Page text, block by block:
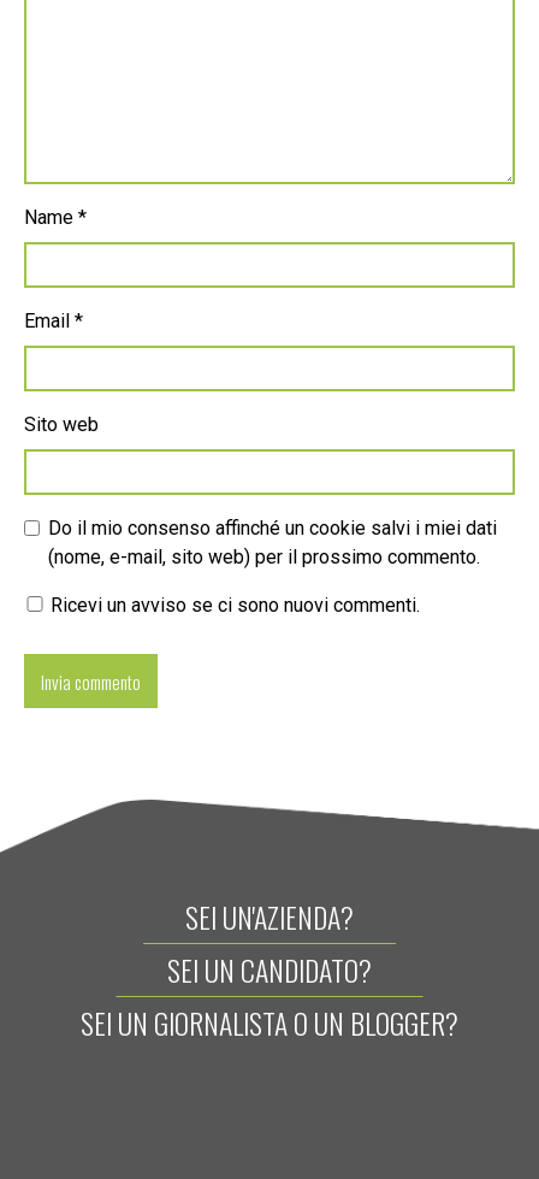
Name *
Email *
Sito web
Do il mio consenso affinché un cookie salvi i miei dati
(nome, e-mail, sito web) per il prossimo commento.
Ricevi un avviso se ci sono nuovi commenti.
SEI UN'AZIENDA?
SEI UN CANDIDATO?
SEI UN GIORNALISTA O UN BLOGGER?